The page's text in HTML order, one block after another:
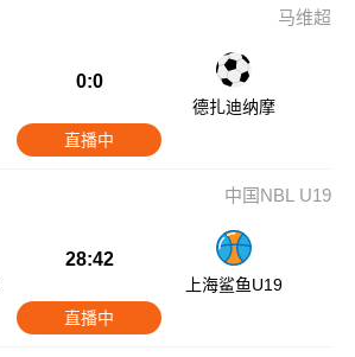
马维超
0:0
德扎迪纳摩
直播中
中国NBL U19
28:42
上海鲨鱼U19
直播中